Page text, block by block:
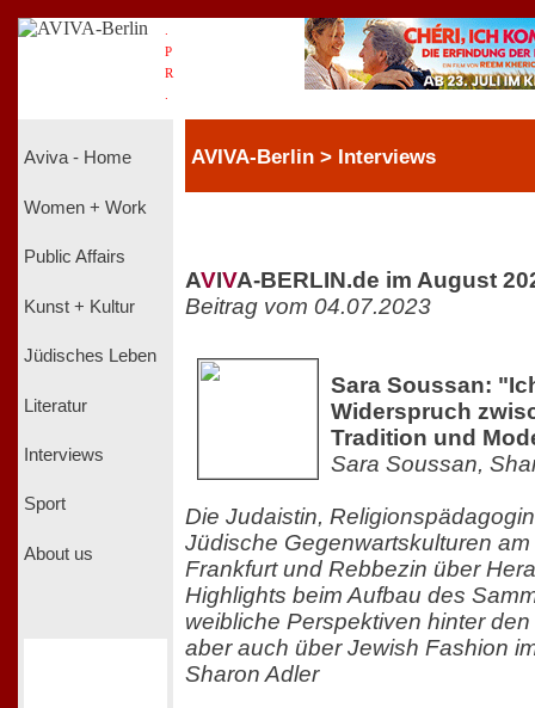
P
R
Aviva - Home
Women + Work
Public Affairs
Kunst + Kultur
Jüdisches Leben
Literatur
Interviews
Sport
About us
AVIVA-Berlin > Interviews
AVIVA-BERLIN.de im August
Beitrag vom 04.07.2023
Sara Soussan:
Widerspruch
Tradition und
Sara Soussan,
Die Judaistin,
Jüdische Gegenwartskulturen
Frankfurt und Rebbezin über
Highlights beim Aufbau des
weibliche Perspektiven hinter
aber auch über Jewish Fashion
Sharon Adler